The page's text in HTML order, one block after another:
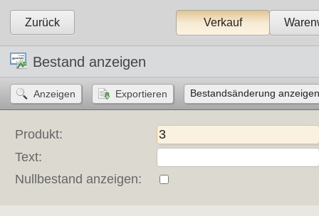
Zurück Verkauf
Bestand anzeigen
Bestandsänderung
Produkt:
Text:
Nullbestand anzeigen: